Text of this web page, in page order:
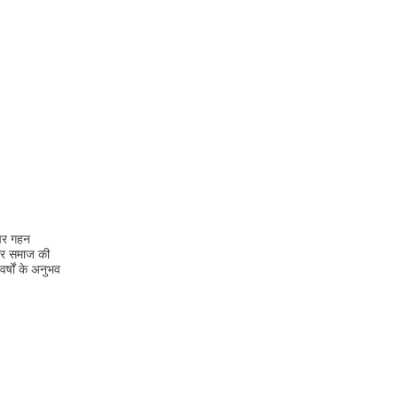
गहन
समाज की
के अनुभव